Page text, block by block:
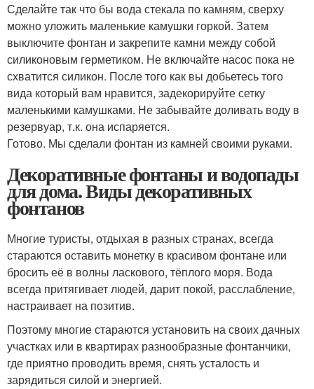
Сделайте так что бы вода стекала по камням, сверху
можно уложить маленькие камушки горкой. Затем
выключите фонтан и закрепите камни между собой
силиконовым герметиком. Не включайте насос пока не
схватится силикон. После того как вы добьетесь того
вида который вам нравится, задекорируйте сетку
маленькими камушками. Не забывайте доливать воду в
резервуар, т.к. она испаряется.
Готово. Мы сделали фонтан из камней своими руками.
Декоративные фонтаны и водопады
для дома. Виды декоративных
фонтанов
Многие туристы, отдыхая в разных странах, всегда
стараются оставить монетку в красивом фонтане или
бросить её в волны ласкового, тёплого моря. Вода
всегда притягивает людей, дарит покой, расслабление,
настраивает на позитив.
Поэтому многие стараются установить на своих дачных
участках или в квартирах разнообразные фонтанчики,
где приятно проводить время, снять усталость и
зарядиться силой и энергией.